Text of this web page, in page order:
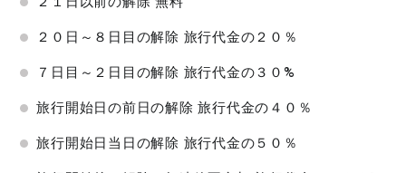
２０日～８日目の解除 旅行代金の２０％
７日目～２日目の解除 旅行代金の３０%
旅行開始日の前日の解除 旅行代金の４０％
旅行開始日当日の解除 旅行代金の５０％